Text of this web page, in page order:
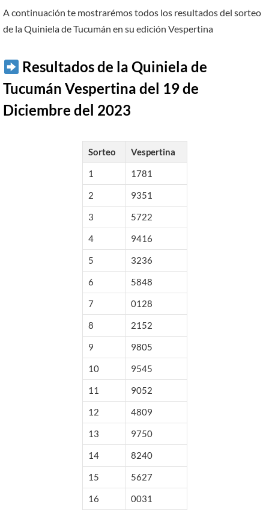
A continuación te mostrarémos todos los resultados del sorteo
de la Quiniela de Tucumán en su edición Vespertina
Resultados de la Quiniela de
Tucumán Vespertina del 19 de
Diciembre del 2023
Sorteo
Vespertina
1
1781
2
9351
3
5722
4
9416
5
3236
6
5848
7
0128
8
2152
9
9805
10
9545
11
9052
12
4809
13
9750
14
8240
15
5627
16
0031